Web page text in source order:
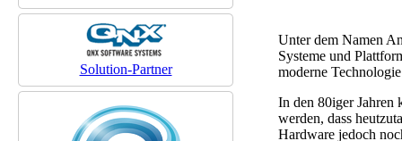
Solution-Partner
Unter dem Namen
Systeme und
moderne
In den 80iger Jahren
werden, dass
Hardware jedoch